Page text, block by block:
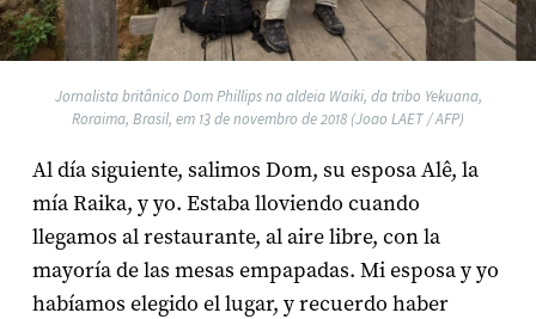
Jornalista britânico Dom Phillips na aldeia Waiki, da tribo Yekuana,
Roraima, Brasil, em 13 de novembro de 2018 (Joao LAET / AFP)
Al día siguiente, salimos Dom, su esposa Alê, la
mía Raika, y yo. Estaba lloviendo cuando
llegamos al restaurante, al aire libre, con la
mayoría de las mesas empapadas. Mi esposa y yo
habíamos elegido el lugar, y recuerdo haber